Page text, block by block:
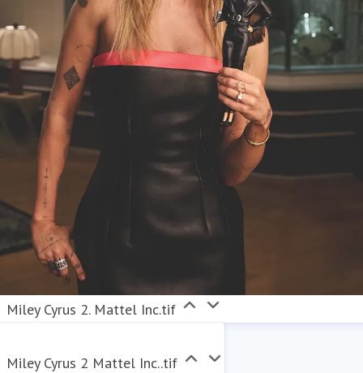
Miley Cyrus 2. Mattel Inc.tif
Miley Cyrus 2 Mattel Inc..tif